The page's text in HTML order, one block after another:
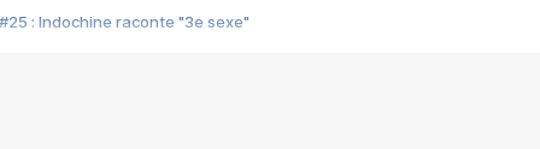
#25 : Indochine raconte "3e sexe"